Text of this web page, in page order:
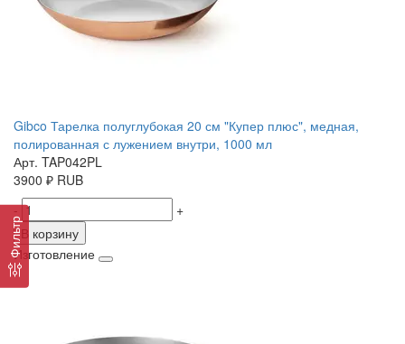
Фильтр
Gibco Тарелка полуглубокая 20 см "Купер плюс", медная,
полированная с лужением внутри, 1000 мл
Арт. TAP042PL
3900 ₽ RUB
-
+
В корзину
Изготовление